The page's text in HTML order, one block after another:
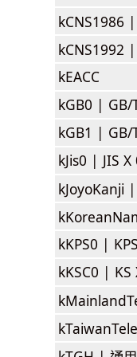
kCNS1986 |
kCNS1992 |
kEACC
kGB0 | GB/
kGB1 | GB/
kJis0 | JIS
kJoyoKanji |
kKPS0 |
kKSC0 |